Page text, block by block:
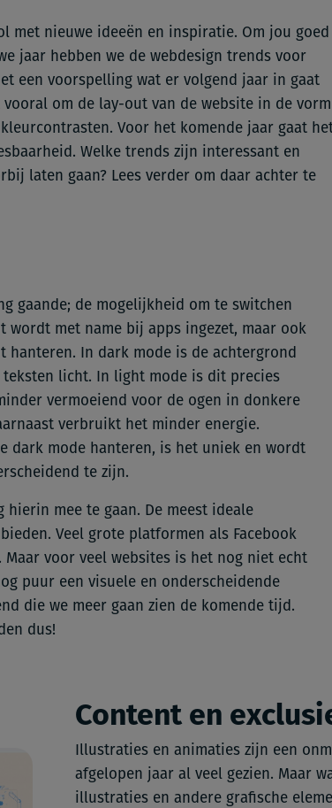
met nieuwe ideeën en inspiratie. Om jou goed
jaar hebben we de webdesign trends voor
een voorspelling wat er volgend jaar in gaat
om de lay-out van de website in de vorm
Voor het komende jaar gaat
Welke trends zijn interessant en
laten gaan? Lees verder om daar achter te
gaande; de mogelijkheid om te switchen
wordt met name bij apps ingezet, maar ook
hanteren. In dark mode is de achtergrond
licht. In light mode is dit precies
vermoeiend voor de ogen in donkere
verbruikt het minder energie.
dark mode hanteren, is het uniek en wordt
te zijn.
mee te gaan. De meest ideale
Veel grote platformen als Facebook
Maar voor veel websites is het nog niet echt
puur een visuele en onderscheidende
die we meer gaan zien de komende tijd.
dus!
Content en
Illustraties en animaties zijn een
afgelopen jaar al veel gezien. Maar
illustraties en andere grafische